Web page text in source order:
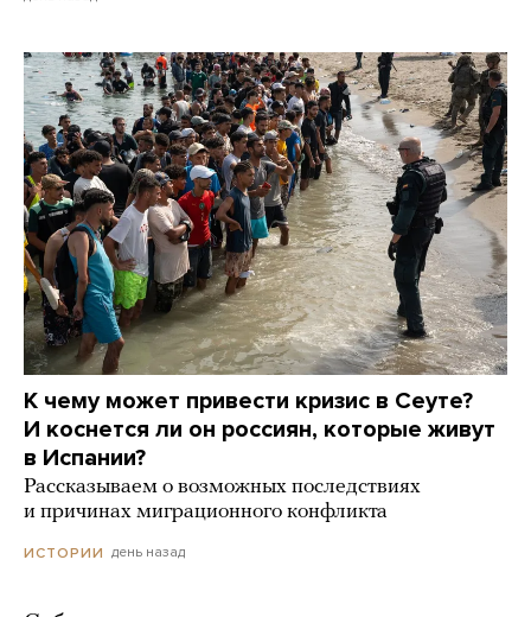
К чему может привести кризис в Сеуте?
И коснется ли он россиян, которые живут
в Испании?
Рассказываем о возможных последствиях
и причинах миграционного конфликта
ИСТОРИИ день назад